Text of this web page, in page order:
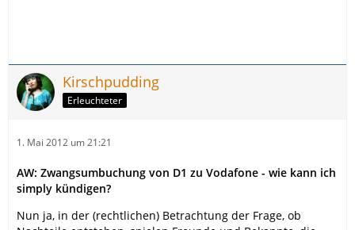
Kirschpudding
Erleuchteter
1. Mai 2012 um 21:21
AW: Zwangsumbuchung von D1 zu Vodafone - wie kann ich
simply kündigen?
Nun ja, in der (rechtlichen) Betrachtung der Frage, ob